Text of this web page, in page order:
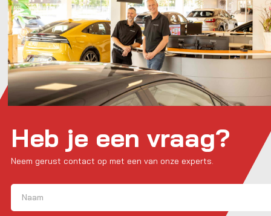
Heb je een vraag?
Neem gerust contact op met een van onze experts.
Naam